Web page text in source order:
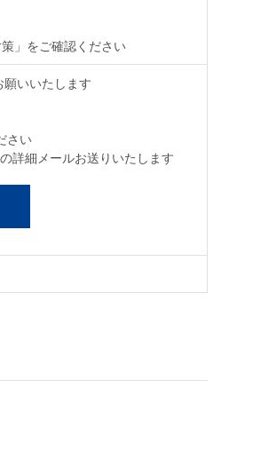
」をご確認ください
いいたします
さい
詳細メールお送りいたします